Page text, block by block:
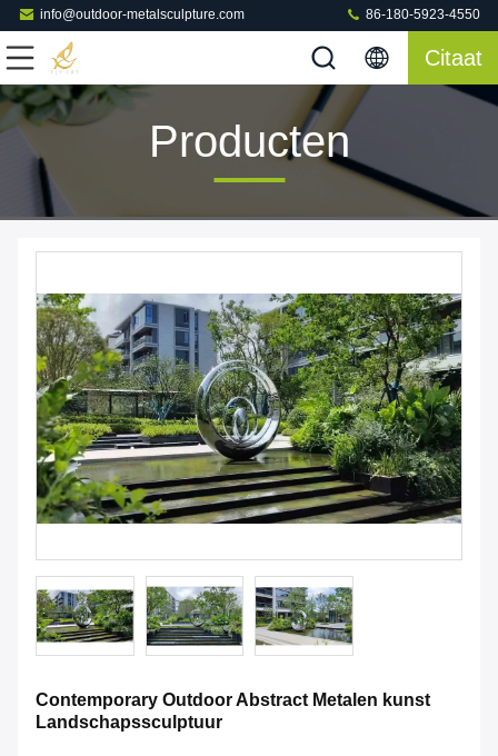
info@outdoor-metalsculpture.com 86-180-5923-4550
Citaat
Producten
Contemporary Outdoor Abstract Metalen kunst
Landschapssculptuur